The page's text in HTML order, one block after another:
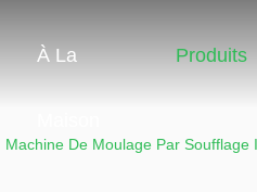
À La Produits
Machine De Moulage Par Soufflage